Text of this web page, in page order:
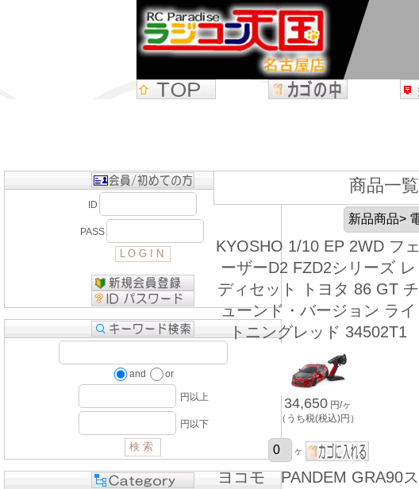
ID
PASS
and or
円以上
円以下
商品一覧
KYOSHO 1/10 EP 2WD フェ
ーザーD2 FZD2シリーズ レ
ディセット トヨタ 86 GT チ
ューンド・バージョン ライ
トニングレッド 34502T1
34,650 円/ヶ
（うち税(税込)円）
ヶ
ヨコモ PANDEM GRA90ス